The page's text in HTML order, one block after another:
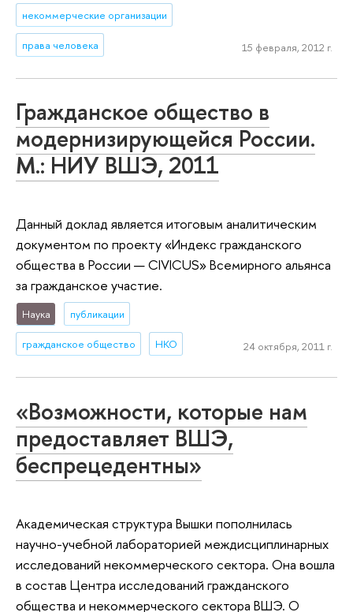
некоммерческие организации
права человека 15 февраля, 2012 г.
Гражданское общество в
модернизирующейся России.
М.: НИУ ВШЭ, 2011
Данный доклад является итоговым аналитическим
документом по проекту «Индекс гражданского
общества в России — CIVICUS» Всемирного альянса
за гражданское участие.
Наука публикации
гражданское общество НКО 24 октября, 2011 г.
«Возможности, которые нам
предоставляет ВШЭ,
беспрецедентны»
Академическая структура Вышки пополнилась
научно-учебной лабораторией междисциплинарных
исследований некоммерческого сектора. Она вошла
в состав Центра исследований гражданского
общества и некоммерческого сектора ВШЭ. О